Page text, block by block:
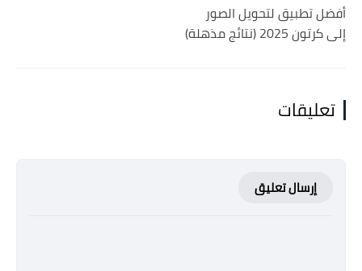
أفضل تطبيق لتحويل الصور
إلى كرتون 2025 (نتائج مذهلة)
تعليقات
إرسال تعليق